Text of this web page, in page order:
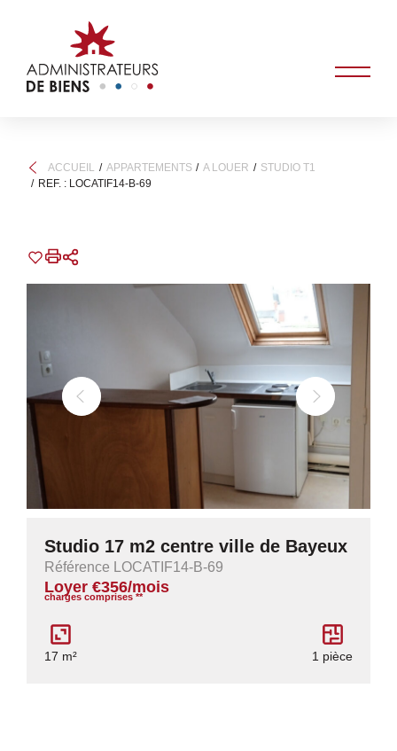
ACCUEIL APPARTEMENTS A LOUER
STUDIO T1
REF. : LOCATIF14-B-69
Studio 17 m2 centre ville de Bayeux
Référence LOCATIF14-B-69
Loyer €356/mois
charges comprises **
17 m² 1 pièce